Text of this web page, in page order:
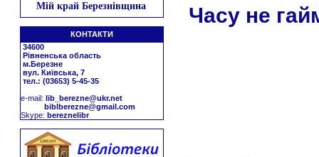
Мій край Березнівщина
КОНТАКТИ
34600
Рівненська область
м.Березне
вул. Київська, 7
тел.: (03653) 5-45-35
е-mail: lib_berezne@ukr.net
biblberezne@gmail.com
Skype: bereznelibr
Часу не